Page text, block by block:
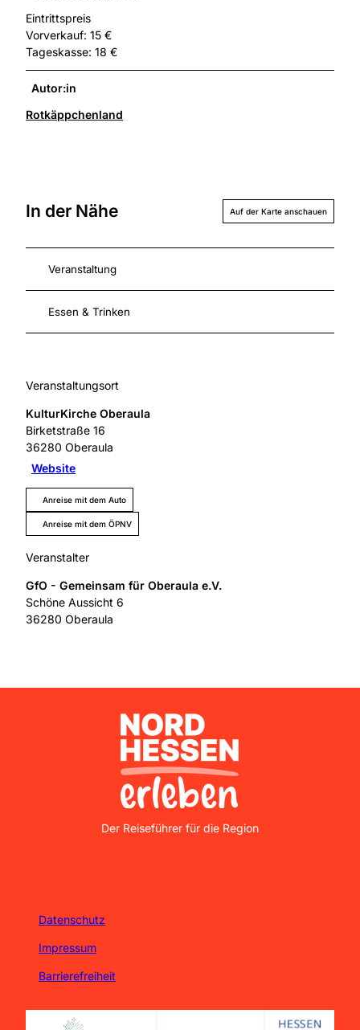
Eintrittspreis
Vorverkauf: 15 €
Tageskasse: 18 €
Autor:in
Rotkäppchenland
In der Nähe Auf der Karte anschauen
Veranstaltung
Essen & Trinken
Veranstaltungsort
KulturKirche Oberaula
Birketstraße 16
36280 Oberaula
Website
Anreise mit dem Auto
Anreise mit dem ÖPNV
Veranstalter
GfO - Gemeinsam für Oberaula e.V.
Schöne Aussicht 6
36280 Oberaula
Nordhessen Erleben
Der Reiseführer für die Region
Datenschutz
Impressum
Barrierefreiheit